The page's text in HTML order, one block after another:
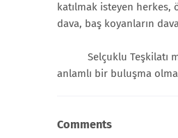
katılmak isteyen
dava, baş koyanların
Selçuklu Teşkilatı
anlamlı bir buluşma
Comments